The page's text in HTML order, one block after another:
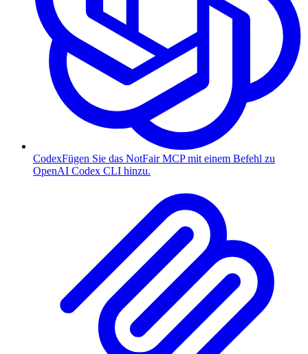
CodexFügen Sie das NotFair MCP mit einem Befehl zu
OpenAI Codex CLI hinzu.